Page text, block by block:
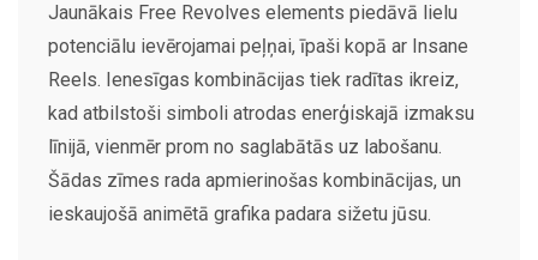
Jaunākais Free Revolves elements piedāvā lielu
potenciālu ievērojamai peļņai, īpaši kopā ar Insane
Reels. Ienesīgas kombinācijas tiek radītas ikreiz,
kad atbilstoši simboli atrodas enerģiskajā izmaksu
līnijā, vienmēr prom no saglabātās uz labošanu.
Šādas zīmes rada apmierinošas kombinācijas, un
ieskaujošā animētā grafika padara sižetu jūsu.